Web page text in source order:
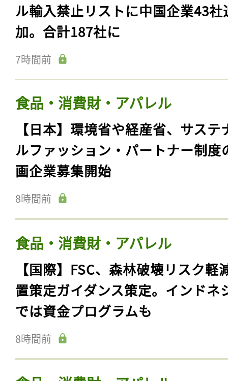
ル輸入禁止リストに中国企業43社
加。合計187社に
7時間前
食品・消費財・アパレル
【日本】環境省や経産省、サステ
ルファッション・パートナー制度
画企業募集開始
8時間前
食品・消費財・アパレル
【国際】FSC、森林破壊リスク軽
置策定ガイダンス策定。インドネ
では資金プログラムも
8時間前